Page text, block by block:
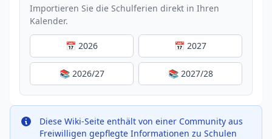
Importieren Sie die Schulferien direkt in Ihren
Kalender.
📅 2026 📅 2027
📚 2026/27 📚 2027/28
Diese Wiki-Seite enthält von einer Community aus
Freiwilligen gepflegte Informationen zu Schulen